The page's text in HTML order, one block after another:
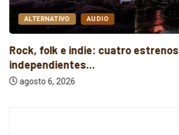
ALTERNATIVO AUDIO
Rock, folk e indie: cuatro estrenos
independientes...
agosto 6, 2026